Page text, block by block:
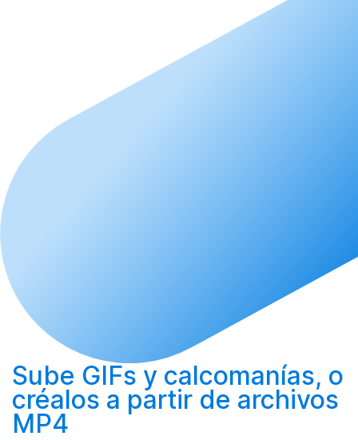
Sube GIFs y calcomanías, o
créalos a partir de archivos
MP4